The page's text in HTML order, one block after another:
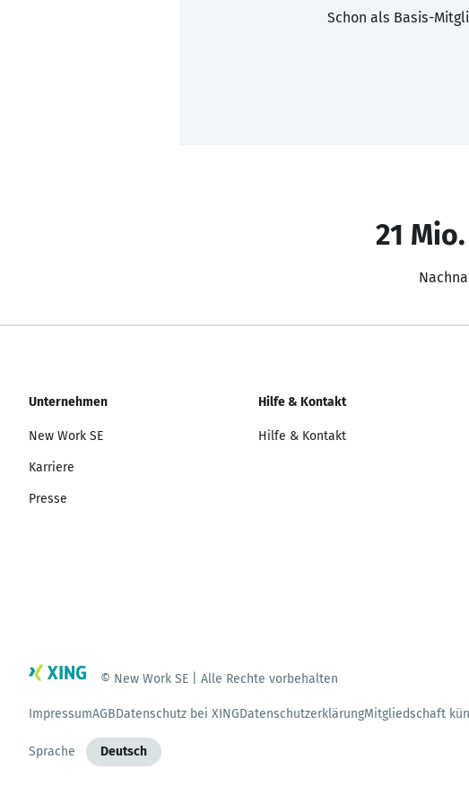
Schon als Basis-
21
Unternehmen
New Work SE
Karriere
Presse
Hilfe & Kontakt
Hilfe & Kontakt
© New Work SE | Alle Rechte vorbehalten
ImpressumAGBDatenschutz bei XINGDatenschutzerklärungMitgliedschaft
Sprache Deutsch